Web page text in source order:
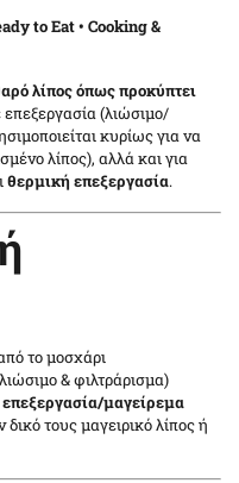
to Eat • Cooking &
λίπος όπως προκύπτει
(λιώσιμο/
κυρίως για να
λίπος), αλλά και για
θερμική επεξεργασία.
το μοσχάρι
& φιλτράρισμα)
μαγείρεμα
τους μαγειρικό λίπος ή